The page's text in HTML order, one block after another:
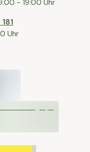
- 19:00 Uhr
Uhr